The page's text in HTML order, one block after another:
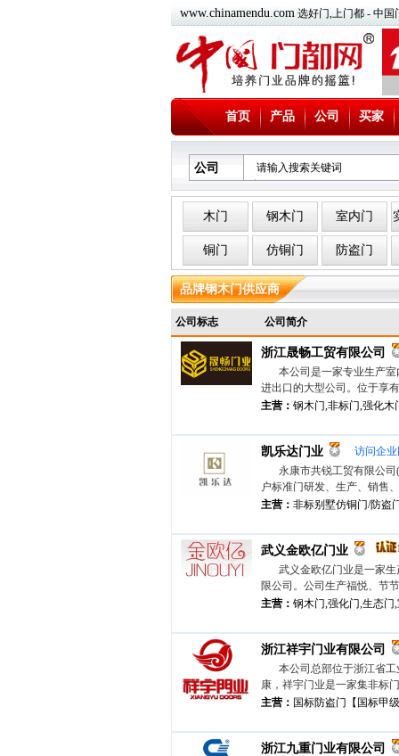
www.chinamendu.com选好门,上门都 - 中国
首页 产品 公司 买家
公司
木门 钢木门 室内门
铜门 仿铜门 防盗门
品牌钢木门供应商
公司标志 公司简介
浙江晟畅工贸有限公司
本公司是一家专业生产
进出口的大型公司。位于享
主营： 钢木门,非标门,强化木
凯乐达门业
访问企
永康市共锐工贸有限公
户标准门研发、生产、销售
主营： 非标别墅仿铜门/防盗
武义金欧亿门业
武义金欧亿门业是一家
限公司。公司生产福悦、节
主营： 钢木门,强化门,生态门,
浙江祥宇门业有限公司
本公司总部位于浙江省
康，祥宇门业是一家集非标
主营： 国标防盗门【国标甲
浙江九重门业有限公司